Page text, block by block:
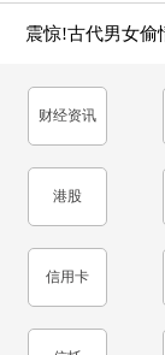
震惊!古代男女偷
财经资讯
港股
信用卡